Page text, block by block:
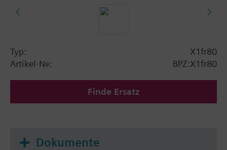
Typ:
X1fr80
Artikel-Nr.:
BPZ:X1fr80
Finde Ersatz
Dokumente